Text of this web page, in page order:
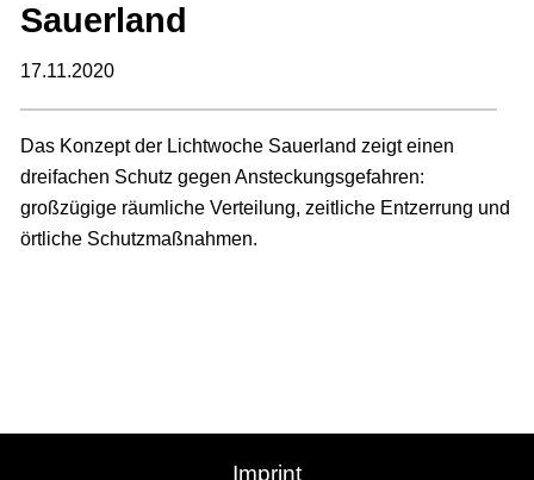
Sauerland
17.11.2020
Das Konzept der Lichtwoche Sauerland zeigt einen
dreifachen Schutz gegen Ansteckungsgefahren:
großzügige räumliche Verteilung, zeitliche Entzerrung und
örtliche Schutzmaßnahmen.
Imprint